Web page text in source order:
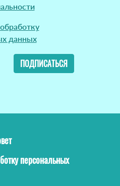
обработку
данных
ПОДПИСАТЬСЯ
персональных